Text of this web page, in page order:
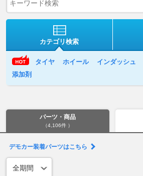
カテゴリ検索
タイヤ ホイール インダッシュ
添加剤
パーツ・商品
（4,106件 ）
デモカー装着パーツはこちら